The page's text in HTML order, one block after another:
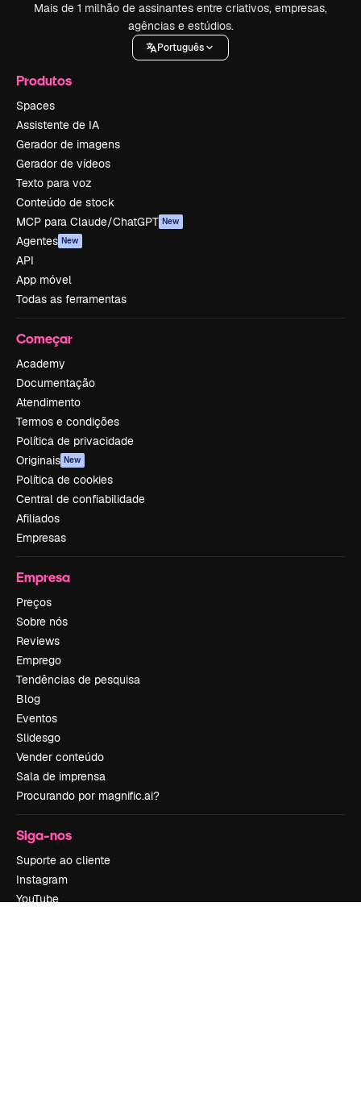
Mais de 1 milhão de assinantes entre criativos, empresas,
agências e estúdios.
Português
Produtos
Spaces
Assistente de IA
Gerador de imagens
Gerador de vídeos
Texto para voz
Conteúdo de stock
MCP para Claude/ChatGPT New
Agentes New
API
App móvel
Todas as ferramentas
Começar
Academy
Documentação
Atendimento
Termos e condições
Política de privacidade
Originais New
Política de cookies
Central de confiabilidade
Afiliados
Empresas
Empresa
Preços
Sobre nós
Reviews
Emprego
Tendências de pesquisa
Blog
Eventos
Slidesgo
Vender conteúdo
Sala de imprensa
Procurando por magnific.ai?
Siga-nos
Suporte ao cliente
Instagram
YouTube